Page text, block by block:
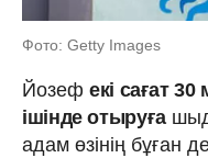
Фото: Getty Images
Йозеф екі сағат
ішінде отыруға
адам өзінің бұған